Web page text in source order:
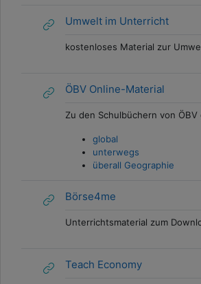
Umwelt im Unterricht
kostenloses Material zur
ÖBV Online-Material
Zu den Schulbüchern von
global
unterwegs
überall Geographie
Börse4me
Unterrichtsmaterial zum
Teach Economy